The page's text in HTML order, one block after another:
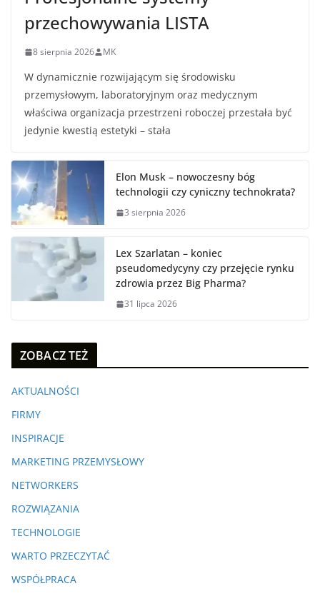
przechowywania LISTA
8 sierpnia 2026 MK
W dynamicznie rozwijającym się środowisku
przemysłowym, laboratoryjnym oraz medycznym
właściwa organizacja przestrzeni roboczej przestała być
jedynie kwestią estetyki – stała
Elon Musk – nowoczesny bóg
technologii czy cyniczny technokrata?
3 sierpnia 2026
Lex Szarlatan – koniec
pseudomedycyny czy przejęcie rynku
zdrowia przez Big Pharma?
31 lipca 2026
ZOBACZ TEŻ
AKTUALNOŚCI
FIRMY
INSPIRACJE
MARKETING PRZEMYSŁOWY
NETWORKERS
ROZWIĄZANIA
TECHNOLOGIE
WARTO PRZECZYTAĆ
WSPÓŁPRACA